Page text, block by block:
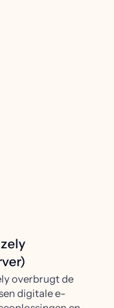
overbrugt de
digitale e-